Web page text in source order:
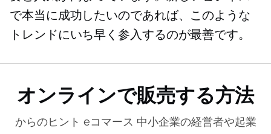
で本当に成功したいのであれば、このような
トレンドにいち早く参入するのが最善です。
オンラインで販売する方法
からのヒント eコマース 中小企業の経営者や起業